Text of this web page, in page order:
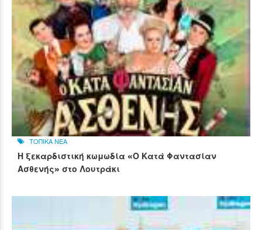
ΤΟΠΙΚΑ ΝΕΑ
Η ξεκαρδιστική κωμωδία «Ο Κατά Φαντασίαν
Ασθενής» στο Λουτράκι